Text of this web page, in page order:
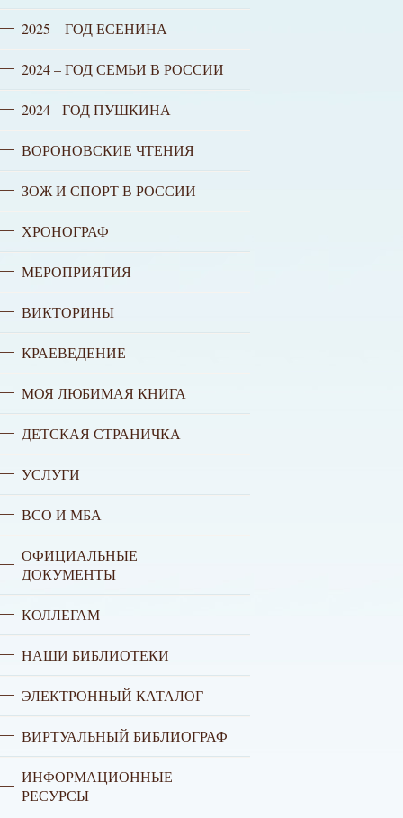
2025 – ГОД ЕСЕНИНА
2024 – ГОД СЕМЬИ В РОССИИ
2024 - ГОД ПУШКИНА
ВОРОНОВСКИЕ ЧТЕНИЯ
ЗОЖ И СПОРТ В РОССИИ
ХРОНОГРАФ
МЕРОПРИЯТИЯ
ВИКТОРИНЫ
КРАЕВЕДЕНИЕ
МОЯ ЛЮБИМАЯ КНИГА
ДЕТСКАЯ СТРАНИЧКА
УСЛУГИ
ВСО И МБА
ОФИЦИАЛЬНЫЕ
ДОКУМЕНТЫ
КОЛЛЕГАМ
НАШИ БИБЛИОТЕКИ
ЭЛЕКТРОННЫЙ КАТАЛОГ
ВИРТУАЛЬНЫЙ БИБЛИОГРАФ
ИНФОРМАЦИОННЫЕ
РЕСУРСЫ